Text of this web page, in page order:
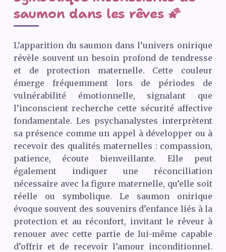
saumon dans les rêves 🌠
L’apparition du saumon dans l’univers onirique
révèle souvent un besoin profond de tendresse
et de protection maternelle. Cette couleur
émerge fréquemment lors de périodes de
vulnérabilité émotionnelle, signalant que
l’inconscient recherche cette sécurité affective
fondamentale. Les psychanalystes interprètent
sa présence comme un appel à développer ou à
recevoir des qualités maternelles : compassion,
patience, écoute bienveillante. Elle peut
également indiquer une réconciliation
nécessaire avec la figure maternelle, qu’elle soit
réelle ou symbolique. Le saumon onirique
évoque souvent des souvenirs d’enfance liés à la
protection et au réconfort, invitant le rêveur à
renouer avec cette partie de lui-même capable
d’offrir et de recevoir l’amour inconditionnel.